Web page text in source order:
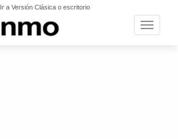
Ir a Versión Clásica o escritorio
Toggle